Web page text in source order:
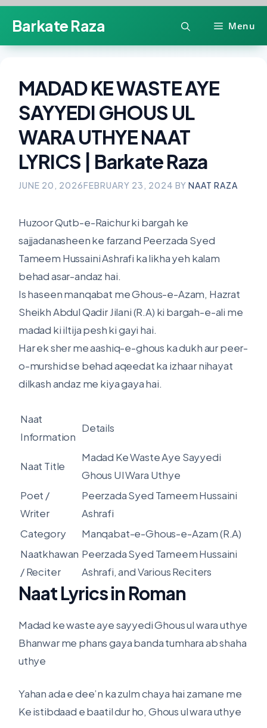
content
Barkate Raza Menu
MADAD KE WASTE AYE
SAYYEDI GHOUS UL
WARA UTHYE NAAT
LYRICS | Barkate Raza
JUNE 20, 2026FEBRUARY 23, 2024 BY NAAT RAZA
Huzoor Qutb-e-Raichur ki bargah ke
sajjadanasheen ke farzand Peerzada Syed
Tameem Hussaini Ashrafi ka likha yeh kalam
behad asar-andaz hai.
Is haseen manqabat me Ghous-e-Azam, Hazrat
Sheikh Abdul Qadir Jilani (R.A) ki bargah-e-ali me
madad ki iltija pesh ki gayi hai.
Har ek sher me aashiq-e-ghous ka dukh aur peer-
o-murshid se behad aqeedat ka izhaar nihayat
dilkash andaz me kiya gaya hai.
Naat
Information
Details
Naat Title
Madad Ke Waste Aye Sayyedi
Ghous Ul Wara Uthye
Poet /
Writer
Peerzada Syed Tameem Hussaini
Ashrafi
Category
Manqabat-e-Ghous-e-Azam (R.A)
Naatkhawan
/ Reciter
Peerzada Syed Tameem Hussaini
Ashrafi, and Various Reciters
Naat Lyrics in Roman
Madad ke waste aye sayyedi Ghous ul wara uthye
Bhanwar me phans gaya banda tumhara ab shaha
uthye
Yahan ada e dee’n ka zulm chaya hai zamane me
Ke istibdaad e baatil dur ho, Ghous ul wara uthye